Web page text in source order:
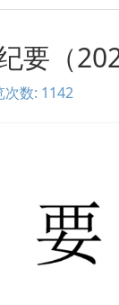
要（
次数: 1142